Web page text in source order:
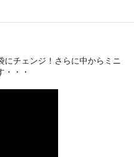
にチェンジ！さらに中からミニ
・・・